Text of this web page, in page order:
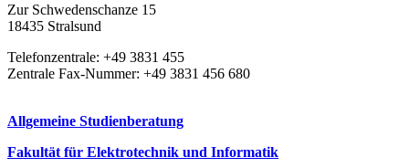
Zur Schwedenschanze 15
18435 Stralsund
Telefonzentrale: +49 3831 455
Zentrale Fax-Nummer: +49 3831 456 680
Allgemeine Studienberatung
Fakultät für Elektrotechnik und Informatik